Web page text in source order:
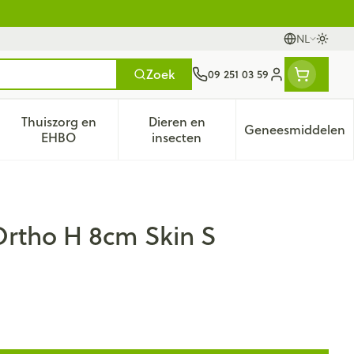
NL
Talen
Zoek 09 251 03 59
Klant menu
categorie
voor Natuur geneeskunde categorie
Thuiszorg en
EHBOToon submenu voor Thuiszorg en EHBO categorie
Dieren en
insectenToon submenu voor Dieren
Geneesmiddelen
Toon
H 8cm Skin S